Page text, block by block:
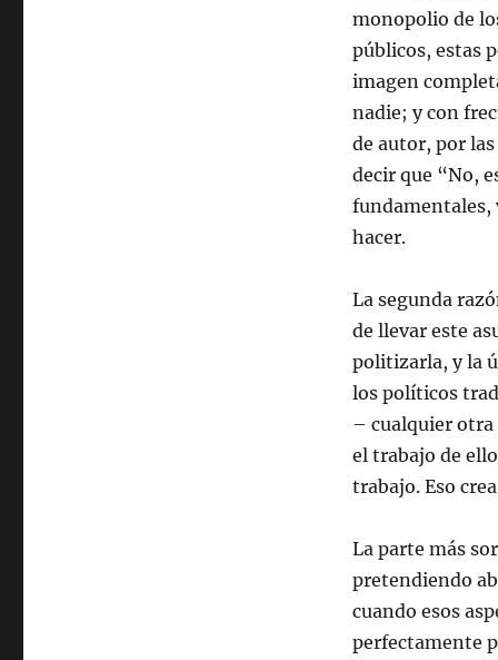
monopolio de
públicos, estas
imagen
nadie; y con
de autor, por
decir que “No,
fundamentales,
hacer.
La segunda
de llevar este
politizarla, y la
los políticos
– cualquier
el trabajo de
trabajo. Eso
La parte más
pretendiendo
cuando esos
perfectamente